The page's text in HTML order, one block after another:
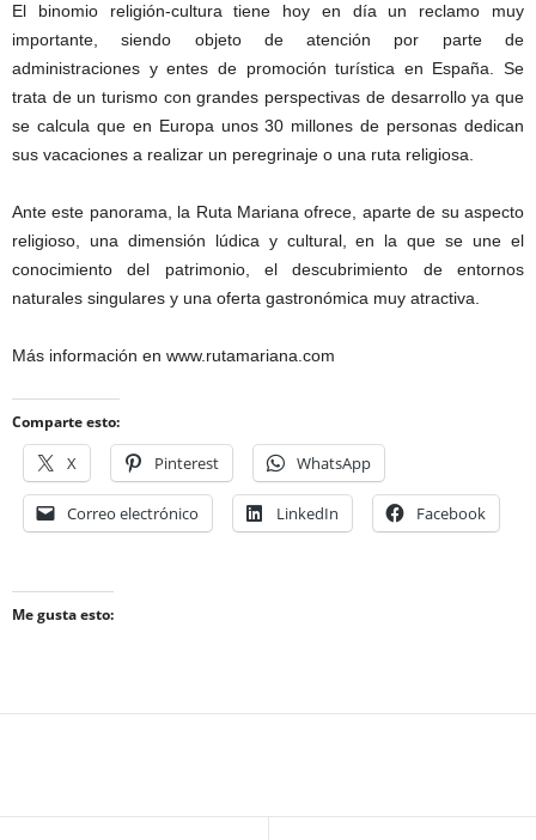
El binomio religión-cultura tiene hoy en día un reclamo muy
importante, siendo objeto de atención por parte de
administraciones y entes de promoción turística en España. Se
trata de un turismo con grandes perspectivas de desarrollo ya que
se calcula que en Europa unos 30 millones de personas dedican
sus vacaciones a realizar un peregrinaje o una ruta religiosa.
Ante este panorama, la Ruta Mariana ofrece, aparte de su aspecto
religioso, una dimensión lúdica y cultural, en la que se une el
conocimiento del patrimonio, el descubrimiento de entornos
naturales singulares y una oferta gastronómica muy atractiva.
Más información en www.rutamariana.com
Comparte esto:
X Pinterest WhatsApp
Correo electrónico LinkedIn Facebook
Me gusta esto: